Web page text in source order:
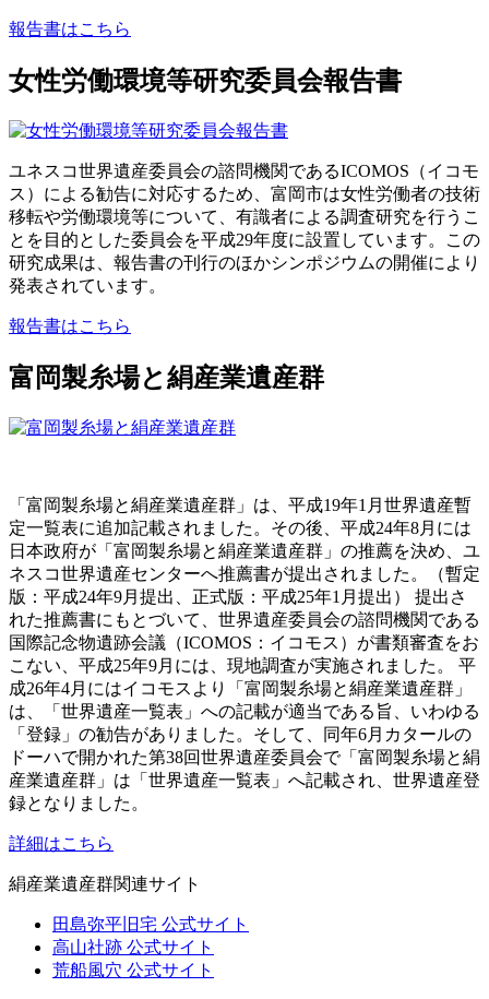
報告書はこちら
女性労働環境等研究委員会報告書
ユネスコ世界遺産委員会の諮問機関であるICOMOS（イコモ
ス）による勧告に対応するため、富岡市は女性労働者の技術
移転や労働環境等について、有識者による調査研究を行うこ
とを目的とした委員会を平成29年度に設置しています。この
研究成果は、報告書の刊行のほかシンポジウムの開催により
発表されています。
報告書はこちら
富岡製糸場と絹産業遺産群
「富岡製糸場と絹産業遺産群」は、平成19年1月世界遺産暫
定一覧表に追加記載されました。その後、平成24年8月には
日本政府が「富岡製糸場と絹産業遺産群」の推薦を決め、ユ
ネスコ世界遺産センターへ推薦書が提出されました。（暫定
版：平成24年9月提出、正式版：平成25年1月提出） 提出さ
れた推薦書にもとづいて、世界遺産委員会の諮問機関である
国際記念物遺跡会議（ICOMOS：イコモス）が書類審査をお
こない、平成25年9月には、現地調査が実施されました。 平
成26年4月にはイコモスより「富岡製糸場と絹産業遺産群」
は、「世界遺産一覧表」への記載が適当である旨、いわゆる
「登録」の勧告がありました。そして、同年6月カタールの
ドーハで開かれた第38回世界遺産委員会で「富岡製糸場と絹
産業遺産群」は「世界遺産一覧表」へ記載され、世界遺産登
録となりました。
詳細はこちら
絹産業遺産群関連サイト
田島弥平旧宅 公式サイト
高山社跡 公式サイト
荒船風穴 公式サイト